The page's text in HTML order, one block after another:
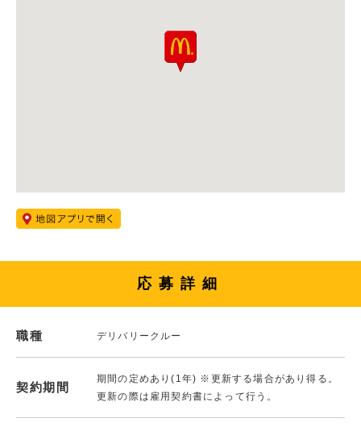
応募詳細
職種 デリバリークルー
契約期間
期間の定めあり(1年) ※更新する場合があり得る。
更新の際は雇用契約書によって行う。